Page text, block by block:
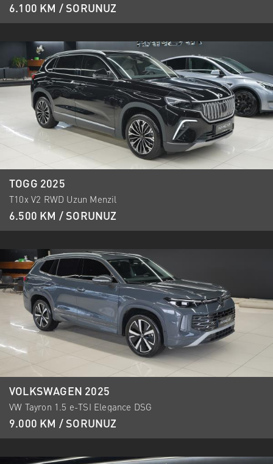
6.100 KM / SORUNUZ
TOGG 2025
T10x V2 RWD Uzun Menzil
6.500 KM / SORUNUZ
VOLKSWAGEN 2025
VW Tayron 1.5 e-TSI Elegance DSG
9.000 KM / SORUNUZ